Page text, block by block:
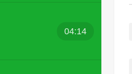
04:14